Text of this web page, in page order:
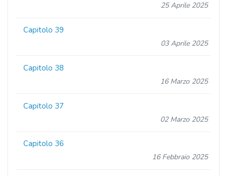
25 Aprile 2025
Capitolo 39
03 Aprile 2025
Capitolo 38
16 Marzo 2025
Capitolo 37
02 Marzo 2025
Capitolo 36
16 Febbraio 2025